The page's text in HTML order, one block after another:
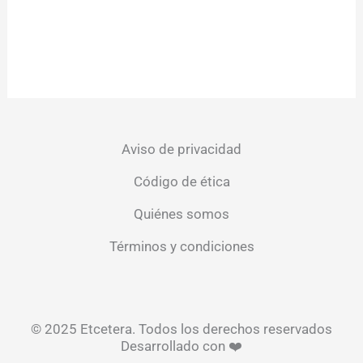
Aviso de privacidad
Código de ética
Quiénes somos
Términos y condiciones
© 2025 Etcetera. Todos los derechos reservados
Desarrollado con ❤️